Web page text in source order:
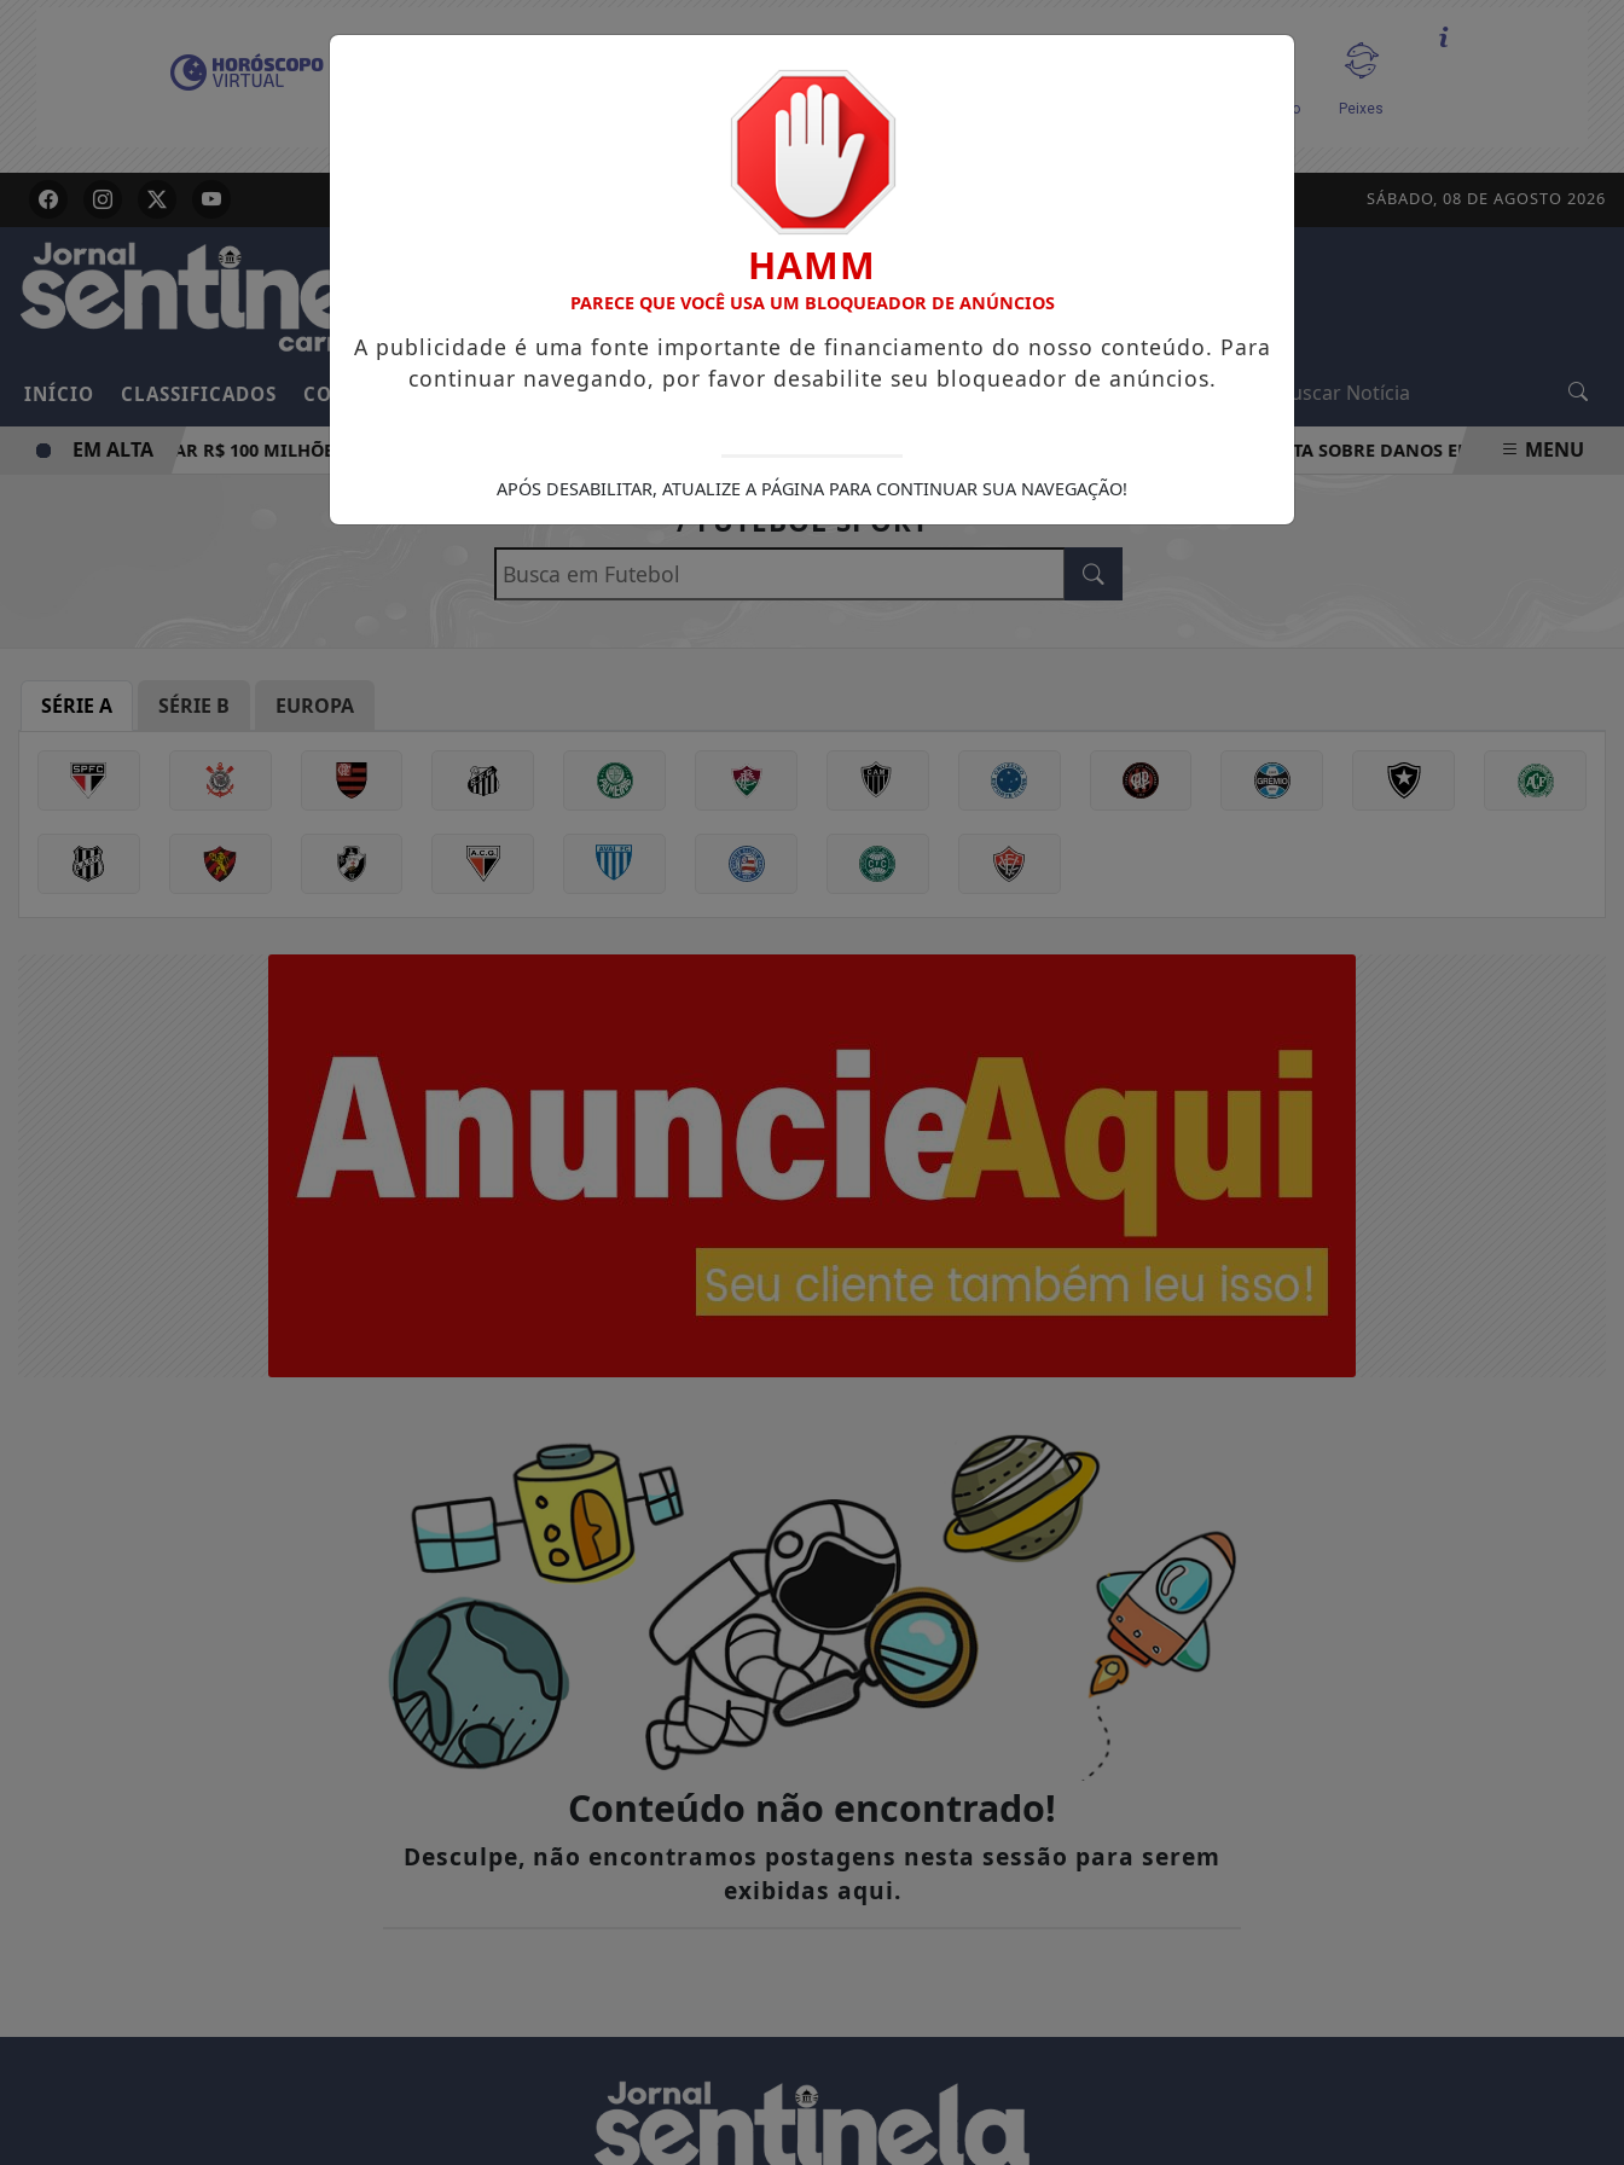
SÁBADO, 08 DE AGOSTO 2026
INÍCIO CLASSIFICADOS COLUNAS EMPREGOS GUIA COMERCIAL EDIÇÕES NOTÍCIAS FUTEBOL
E PODE PAGAR R$ 100 MILHÕES NESTE DOMINGO PROCON-RJ ORIENTA SOBRE DANOS EM APARELHOS POR
EM ALTA MENU
/ FUTEBOL SPORT
SÉRIE A SÉRIE B EUROPA
Conteúdo não encontrado!
Desculpe, não encontramos postagens nesta sessão para serem
exibidas aqui.
HAMM
PARECE QUE VOCÊ USA UM BLOQUEADOR DE ANÚNCIOS
A publicidade é uma fonte importante de financiamento do nosso conteúdo. Para
continuar navegando, por favor desabilite seu bloqueador de anúncios.
APÓS DESABILITAR, ATUALIZE A PÁGINA PARA CONTINUAR SUA NAVEGAÇÃO!